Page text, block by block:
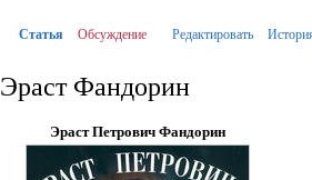
Статья Обсуждение Редактировать
Эраст Фандорин
Эраст Петрович Фандорин